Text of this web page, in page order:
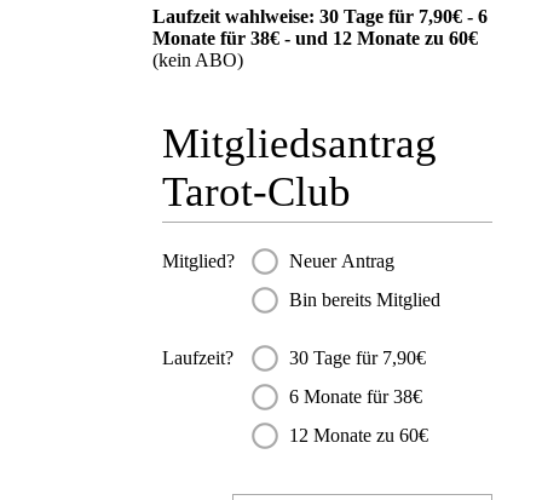
Laufzeit wahlweise: 30 Tage für 7,90€ - 6
Monate für 38€ - und 12 Monate zu 60€
(kein ABO)
Mitgliedsantrag
Tarot-Club
Mitglied?
Neuer Antrag
Bin bereits Mitglied
Laufzeit?
30 Tage für 7,90€
6 Monate für 38€
12 Monate zu 60€